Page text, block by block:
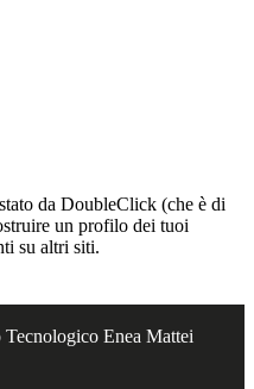
da DoubleClick (che è di
un profilo dei tuoi
su altri siti.
Enea Mattei